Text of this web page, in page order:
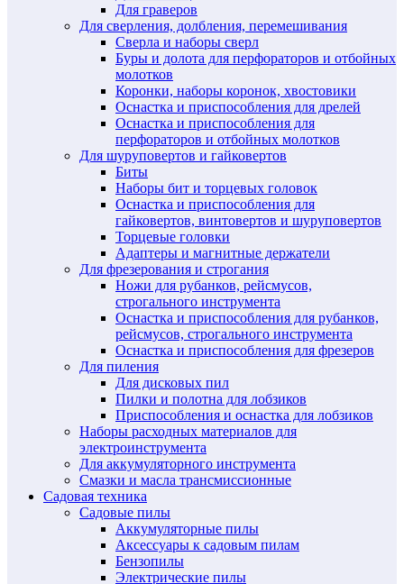
Для граверов
Для сверления, долбления, перемешивания
Сверла и наборы сверл
Буры и долота для перфораторов и отбойных
молотков
Коронки, наборы коронок, хвостовики
Оснастка и приспособления для дрелей
Оснастка и приспособления для
перфораторов и отбойных молотков
Для шуруповертов и гайковертов
Биты
Наборы бит и торцевых головок
Оснастка и приспособления для
гайковертов, винтовертов и шуруповертов
Торцевые головки
Адаптеры и магнитные держатели
Для фрезерования и строгания
Ножи для рубанков, рейсмусов,
строгального инструмента
Оснастка и приспособления для рубанков,
рейсмусов, строгального инструмента
Оснастка и приспособления для фрезеров
Для пиления
Для дисковых пил
Пилки и полотна для лобзиков
Приспособления и оснастка для лобзиков
Наборы расходных материалов для
электроинструмента
Для аккумуляторного инструмента
Смазки и масла трансмиссионные
Садовая техника
Садовые пилы
Аккумуляторные пилы
Аксессуары к садовым пилам
Бензопилы
Электрические пилы